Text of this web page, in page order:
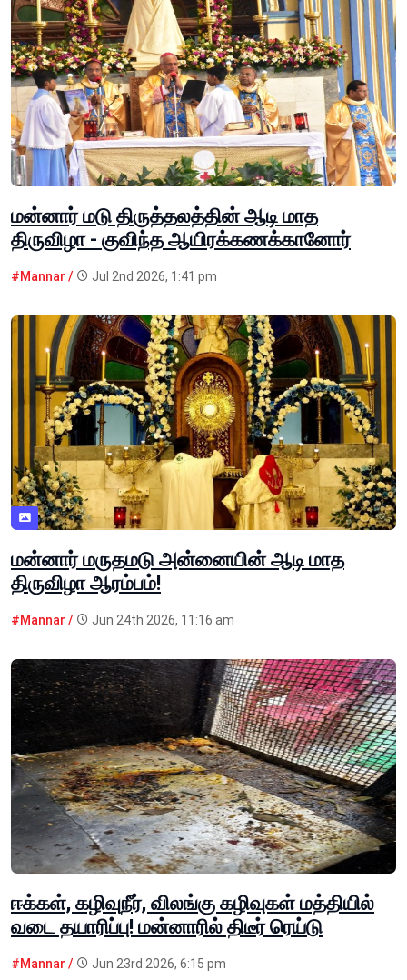
மன்னார் மடு திருத்தலத்தின் ஆடி மாத
திருவிழா - குவிந்த ஆயிரக்கணக்கானோர்
#Mannar / Jul 2nd 2026, 1:41 pm
மன்னார் மருதமடு அன்னையின் ஆடி மாத
திருவிழா ஆரம்பம்!
#Mannar / Jun 24th 2026, 11:16 am
ஈக்கள், கழிவுநீர், விலங்கு கழிவுகள் மத்தியில்
வடை தயாரிப்பு! மன்னாரில் திடீர் ரெய்டு
#Mannar / Jun 23rd 2026, 6:15 pm